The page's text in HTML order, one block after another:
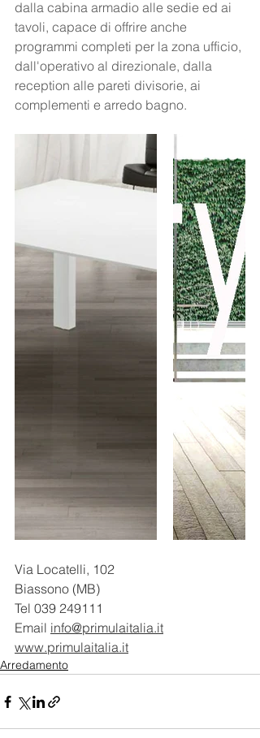
dalla cabina armadio alle sedie ed ai
tavoli, capace di offrire anche
programmi completi per la zona ufficio,
dall'operativo al direzionale, dalla
reception alle pareti divisorie, ai
complementi e arredo bagno.
Via Locatelli, 102
Biassono (MB)
Tel 039 249111
Email info@primulaitalia.it
www.primulaitalia.it
Arredamento